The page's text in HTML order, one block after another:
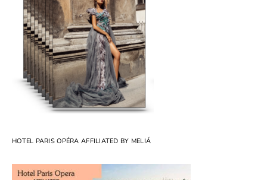
HOTEL PARIS OPÉRA AFFILIATED BY MELIÁ